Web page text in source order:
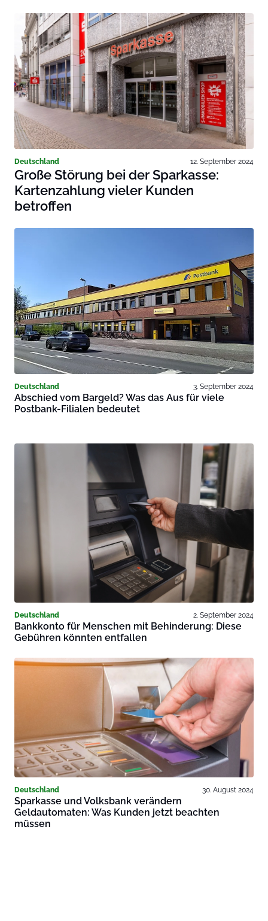
Deutschland 12. September 2024
Große Störung bei der Sparkasse:
Kartenzahlung vieler Kunden
betroffen
Deutschland 3. September 2024
Abschied vom Bargeld? Was das Aus für viele
Postbank-Filialen bedeutet
Deutschland 2. September 2024
Bankkonto für Menschen mit Behinderung: Diese
Gebühren könnten entfallen
Deutschland 30. August 2024
Sparkasse und Volksbank verändern
Geldautomaten: Was Kunden jetzt beachten
müssen